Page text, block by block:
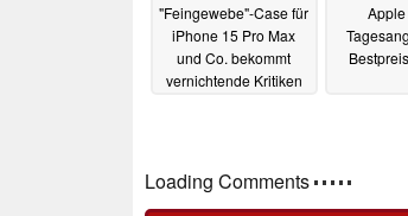
"Feingewebe"-Case für
iPhone 15 Pro Max
und Co. bekommt
vernichtende Kritiken
Bestpreis
Loading Comments